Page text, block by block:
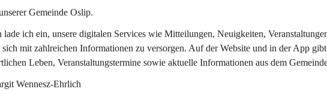
Gemeinde Oslip.
lade ich ein, unsere digitalen Services wie Mitteilungen, Neuigkeiten,
mit zahlreichen Informationen zu versorgen. Auf der Website und in der App
Leben, Veranstaltungstermine sowie aktuelle Informationen aus dem
Wennesz-Ehrlich